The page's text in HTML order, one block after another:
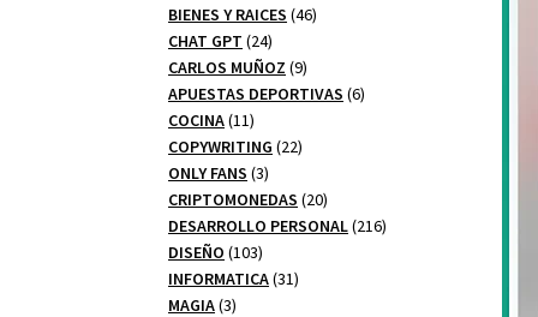
productos
BIENES Y RAICES 4646
CHAT GPT 2424
productos
CARLOS MUÑOZ 99
productos
APUESTAS DEPORTIVAS 66
COCINA 1111
productos
COPYWRITING 2222
ONLY FANS 33
productos
CRIPTOMONEDAS 2020
productos
DESARROLLO PERSONAL 216216
DISEÑO 103103
productos
INFORMATICA 3131
MAGIA 33